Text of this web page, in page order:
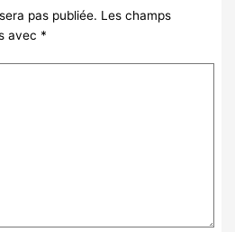
pas publiée. Les champs
avec *